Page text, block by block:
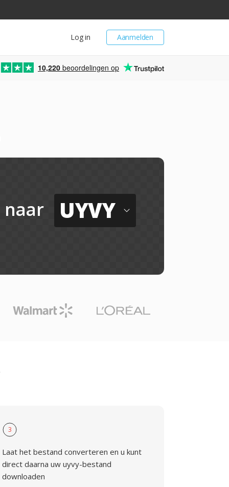
Aanmelden
Log in
10,220 beoordelingen op
naar UYVY
3
Laat het bestand converteren en u kunt
direct daarna uw uyvy-bestand
downloaden